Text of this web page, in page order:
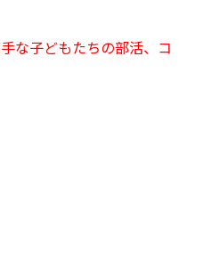
な子どもたちの部活、コ